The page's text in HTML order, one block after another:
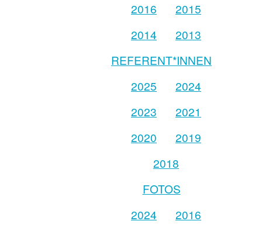
2016
2015
2014
2013
REFERENT*INNEN
2025
2024
2023
2021
2020
2019
2018
FOTOS
2024
2016